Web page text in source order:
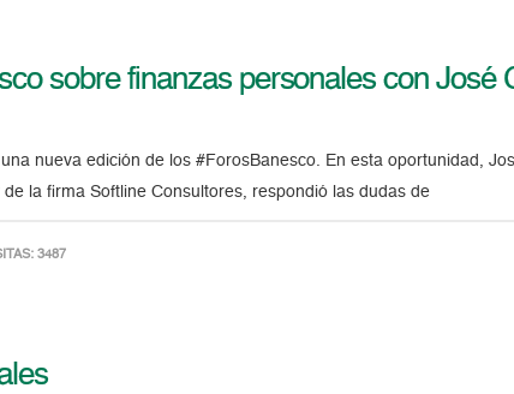
sobre finanzas personales con José
nueva edición de los #ForosBanesco. En esta oportunidad,
la firma Softline Consultores, respondió las dudas de
3487